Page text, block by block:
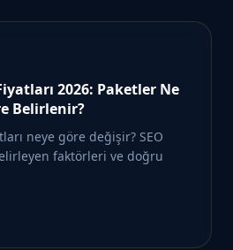
2026: Paketler Ne
Belirlenir?
neye göre değişir? SEO
faktörleri ve doğru